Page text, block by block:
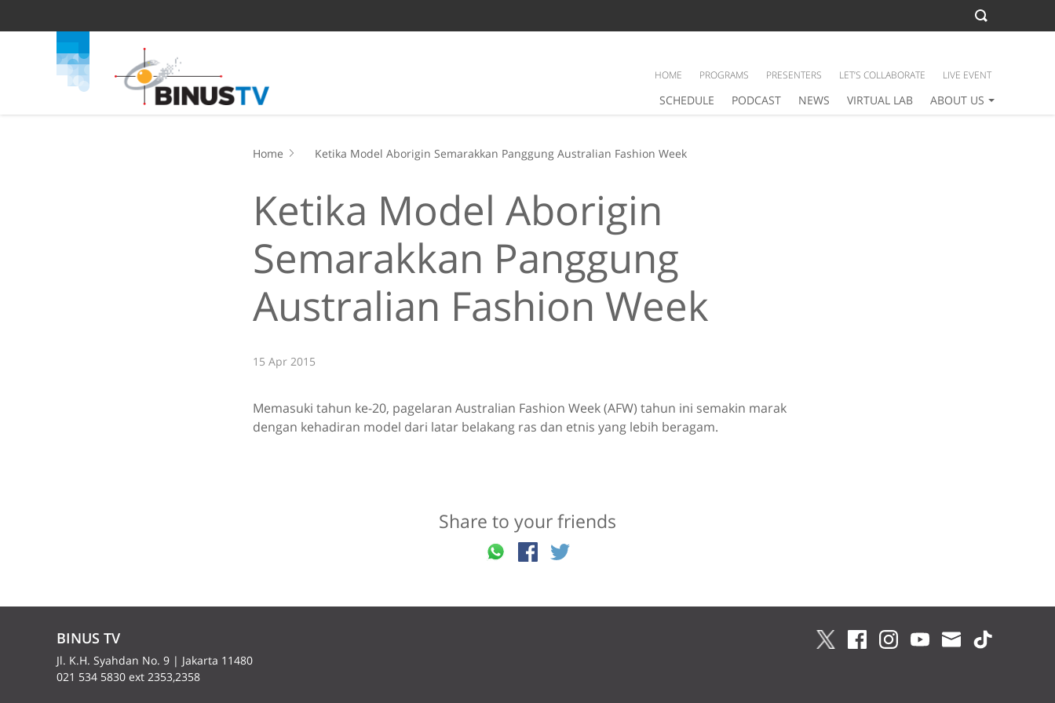
SCHEDULE PODCAST NEWS VIRTUAL LAB ABOUT US
HOME PROGRAMS PRESENTERS LET’S COLLABORATE LIVE EVENT
Home Ketika Model Aborigin Semarakkan Panggung Australian Fashion Week
Ketika Model Aborigin
Semarakkan Panggung
Australian Fashion Week
15 Apr 2015
Memasuki tahun ke-20, pagelaran Australian Fashion Week (AFW) tahun ini semakin marak
dengan kehadiran model dari latar belakang ras dan etnis yang lebih beragam.
Share to your friends
BINUS TV
Jl. K.H. Syahdan No. 9 | Jakarta 11480
021 534 5830 ext 2353,2358